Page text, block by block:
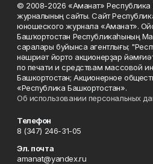
© 2008-2026 «Аманат» Республика
журналының сайты. Сайт
юношеского журнала «Аманат».
Башҡортостан Республикаһының
саралары буйынса агентлығы;
нәшриәт йорто акционерҙар
по печати и средствам массовой
Башкортостан; Акционерное
«Республика Башкортостан».
Об использовании персональных
Телефон
8 (347) 246-31-05
Эл. почта
amanat@yandex.ru